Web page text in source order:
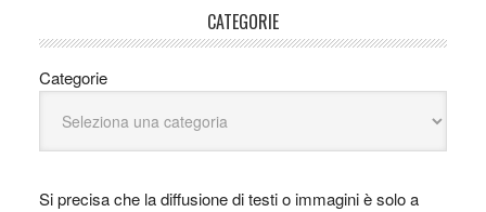
CATEGORIE
Categorie
Si precisa che la diffusione di testi o immagini è solo a